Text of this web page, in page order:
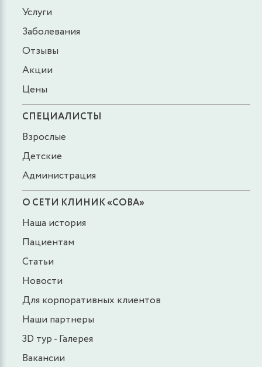
Услуги
Заболевания
Отзывы
Акции
Цены
СПЕЦИАЛИСТЫ
Взрослые
Детские
Администрация
О СЕТИ КЛИНИК «СОВА»
Наша история
Пациентам
Статьи
Новости
Для корпоративных клиентов
Наши партнеры
3D тур - Галерея
Вакансии